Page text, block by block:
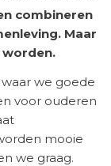
combineren
Maar
we goede
voor ouderen
mooie
we graag.